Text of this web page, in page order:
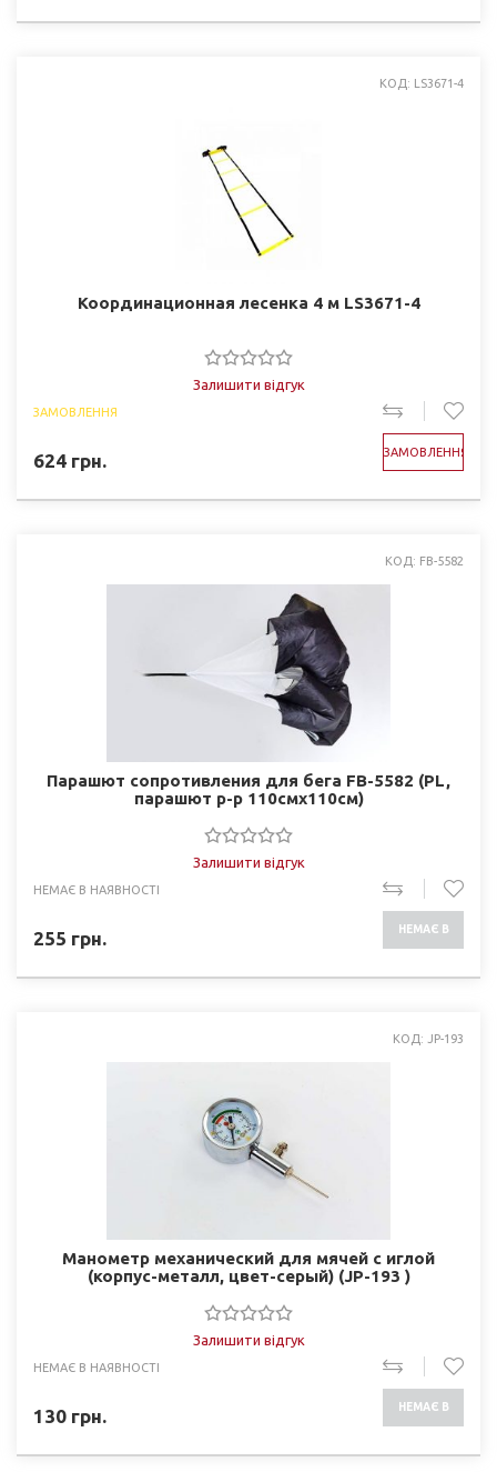
КОД: LS3671-4
Координационная лесенка 4 м LS3671-4
Залишити відгук
ЗАМОВЛЕННЯ
624 грн. ЗАМОВЛЕННЯ
КОД: FB-5582
Парашют сопротивления для бега FB-5582 (PL,
парашют р-р 110смх110см)
Залишити відгук
НЕМАЄ В НАЯВНОСТІ
255 грн. НЕМАЄ В
КОД: JP-193
Манометр механический для мячей с иглой
(корпус-металл, цвет-серый) (JP-193 )
Залишити відгук
НЕМАЄ В НАЯВНОСТІ
130 грн. НЕМАЄ В